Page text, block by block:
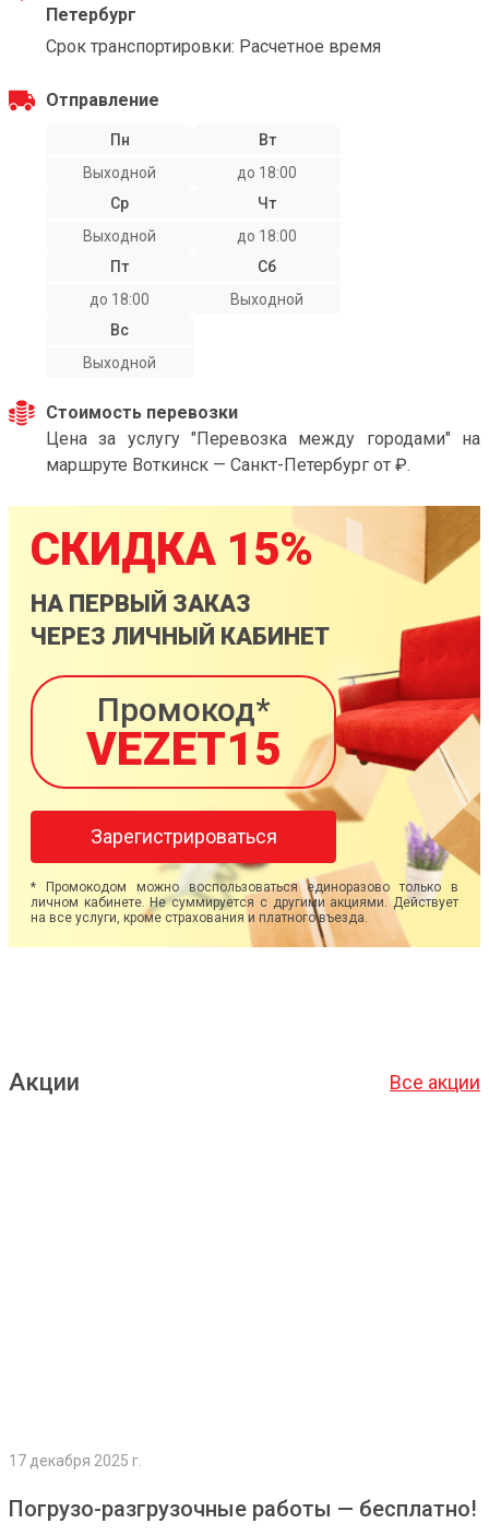
Петербург
Срок транспортировки: Расчетное время
Отправление
Пн
Выходной
Вт
до 18:00
Ср
Выходной
Чт
до 18:00
Пт
до 18:00
Сб
Выходной
Вс
Выходной
Стоимость перевозки
Цена за услугу "Перевозка между городами" на
маршруте Воткинск — Санкт-Петербург от ₽.
СКИДКА 15%
НА ПЕРВЫЙ ЗАКАЗ
ЧЕРЕЗ ЛИЧНЫЙ КАБИНЕТ
Промокод*
VEZET15
Зарегистрироваться
* Промокодом можно воспользоваться единоразово только в
личном кабинете. Не суммируется с другими акциями. Действует
на все услуги, кроме страхования и платного въезда.
Акции Все акции
17 декабря 2025 г.
Погрузо-разгрузочные работы — бесплатно!